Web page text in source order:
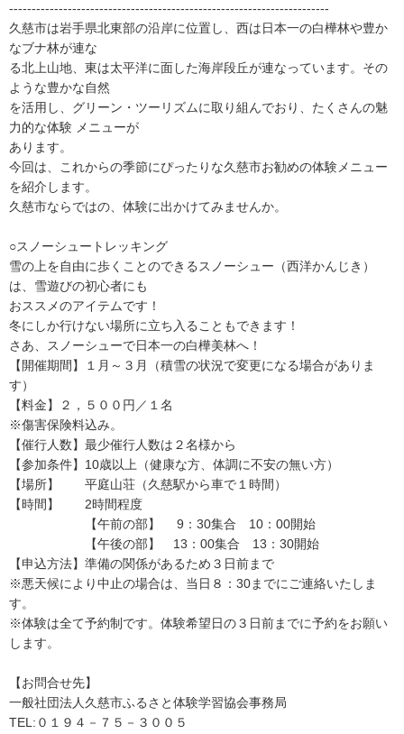
-----------------------------------------------------------------------
久慈市は岩手県北東部の沿岸に位置し、西は日本一の白樺林や豊か
なブナ林が連な
る北上山地、東は太平洋に面した海岸段丘が連なっています。その
ような豊かな自然
を活用し、グリーン・ツーリズムに取り組んでおり、たくさんの魅
力的な体験 メニューが
あります。
今回は、これからの季節にぴったりな久慈市お勧めの体験メニュー
を紹介します。
久慈市ならではの、体験に出かけてみませんか。
○スノーシュートレッキング
雪の上を自由に歩くことのできるスノーシュー（西洋かんじき）
は、雪遊びの初心者にも
おススメのアイテムです！
冬にしか行けない場所に立ち入ることもできます！
さあ、スノーシューで日本一の白樺美林へ！
【開催期間】１月～３月（積雪の状況で変更になる場合がありま
す）
【料金】２，５００円／１名
※傷害保険料込み。
【催行人数】最少催行人数は２名様から
【参加条件】10歳以上（健康な方、体調に不安の無い方）
【場所】 平庭山荘（久慈駅から車で１時間）
【時間】 2時間程度
【午前の部】 9：30集合 10：00開始
【午後の部】 13：00集合 13：30開始
【申込方法】準備の関係があるため３日前まで
※悪天候により中止の場合は、当日８：30までにご連絡いたしま
す。
※体験は全て予約制です。体験希望日の３日前までに予約をお願い
します。
【お問合せ先】
一般社団法人久慈市ふるさと体験学習協会事務局
TEL:０１９４－７５－３００５